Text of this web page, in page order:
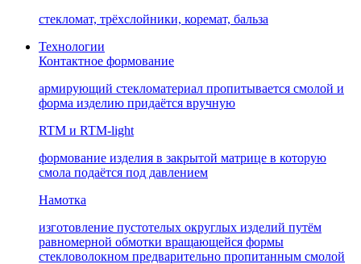
стекломат, трёхслойники, коремат, бальза
Технологии
Контактное формование
армирующий стекломатериал пропитывается смолой и
форма изделию придаётся вручную
RTM и RTM-light
формование изделия в закрытой матрице в которую
смола подаётся под давлением
Намотка
изготовление пустотелых округлых изделий путём
равномерной обмотки вращающейся формы
стекловолокном предварительно пропитанным смолой